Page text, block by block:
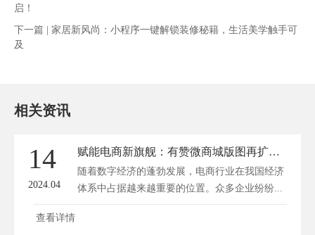
启！
下一篇 | 家居新风尚：小程序一键解锁装修秘籍，生活美学触手可
及
相关资讯
14
2024.04
赋能电商新旗舰：有赞微商城版图再扩张，商业新篇章开启！
随着数字经济的蓬勃发展，电商行业在我国经济
体系中占据越来越重要的位置。众多企业纷纷...
查看详情